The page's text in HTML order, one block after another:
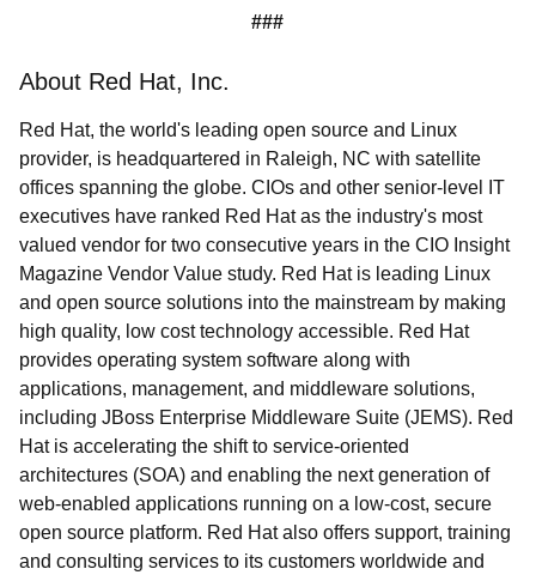
###
About Red Hat, Inc.
Red Hat, the world's leading open source and Linux
provider, is headquartered in Raleigh, NC with satellite
offices spanning the globe. CIOs and other senior-level IT
executives have ranked Red Hat as the industry's most
valued vendor for two consecutive years in the CIO Insight
Magazine Vendor Value study. Red Hat is leading Linux
and open source solutions into the mainstream by making
high quality, low cost technology accessible. Red Hat
provides operating system software along with
applications, management, and middleware solutions,
including JBoss Enterprise Middleware Suite (JEMS). Red
Hat is accelerating the shift to service-oriented
architectures (SOA) and enabling the next generation of
web-enabled applications running on a low-cost, secure
open source platform. Red Hat also offers support, training
and consulting services to its customers worldwide and